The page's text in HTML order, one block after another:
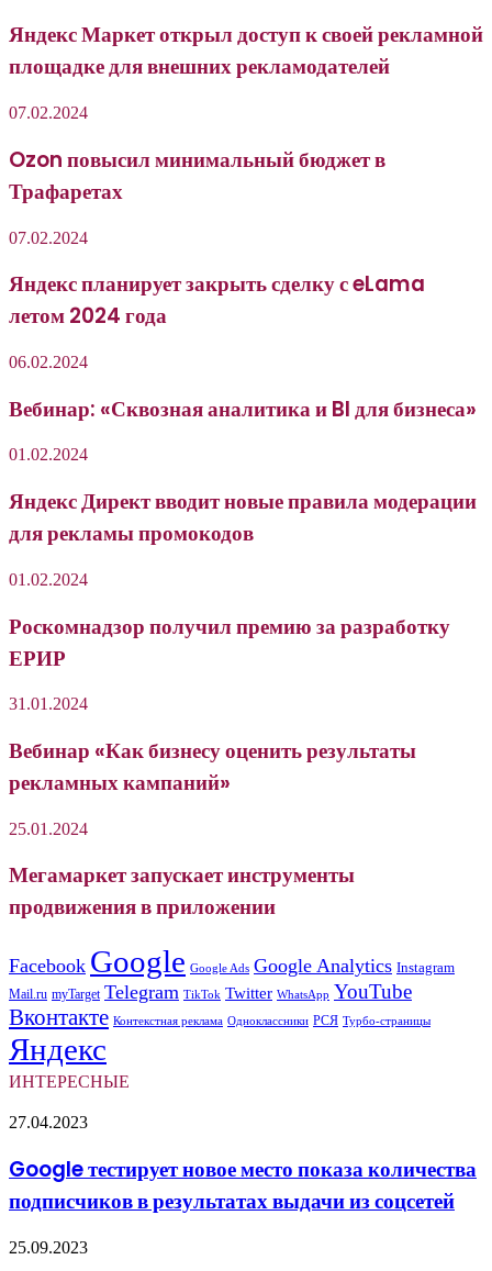
Яндекс Маркет открыл доступ к своей рекламной
площадке для внешних рекламодателей
07.02.2024
Ozon повысил минимальный бюджет в
Трафаретах
07.02.2024
Яндекс планирует закрыть сделку с eLama
летом 2024 года
06.02.2024
Вебинар: «Сквозная аналитика и BI для бизнеса»
01.02.2024
Яндекс Директ вводит новые правила модерации
для рекламы промокодов
01.02.2024
Роскомнадзор получил премию за разработку
ЕРИР
31.01.2024
Вебинар «Как бизнесу оценить результаты
рекламных кампаний»
25.01.2024
Мегамаркет запускает инструменты
продвижения в приложении
Facebook Google Google Ads Google Analytics Instagram
Mail.ru myTarget Telegram TikTok Twitter WhatsApp YouTube
Вконтакте Контекстная реклама Одноклассники РСЯ Турбо-страницы
Яндекс
ИНТЕРЕСНЫЕ
Google
новое
место
показа
подписчиков
в
27.04.2023
Google тестирует новое место показа количества
подписчиков в результатах выдачи из соцсетей
Мегамаркет
25.09.2023